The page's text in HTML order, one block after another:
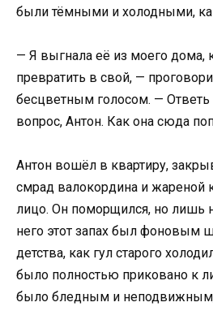
были тёмными и холодными,
— Я выгнала её из моего дома,
превратить в свой, —
бесцветным голосом. — Ответь
вопрос, Антон. Как она сюда
Антон вошёл в квартиру,
смрад валокордина и жареной
лицо. Он поморщился, но лишь
него этот запах был
детства, как гул старого
было полностью приковано к
было бледным и неподвижным,